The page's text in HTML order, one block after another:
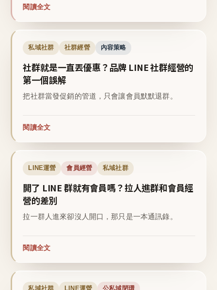
閱讀全文
私域社群 社群經營 內容策略
社群就是一直丟優惠？品牌 LINE 社群經營的
第一個誤解
把社群當發促銷的管道，只會讓會員默默退群。
閱讀全文
LINE運營 會員經營 私域社群
開了 LINE 群就有會員嗎？拉人進群和會員經
營的差別
拉一群人進來卻沒人開口，那只是一本通訊錄。
閱讀全文